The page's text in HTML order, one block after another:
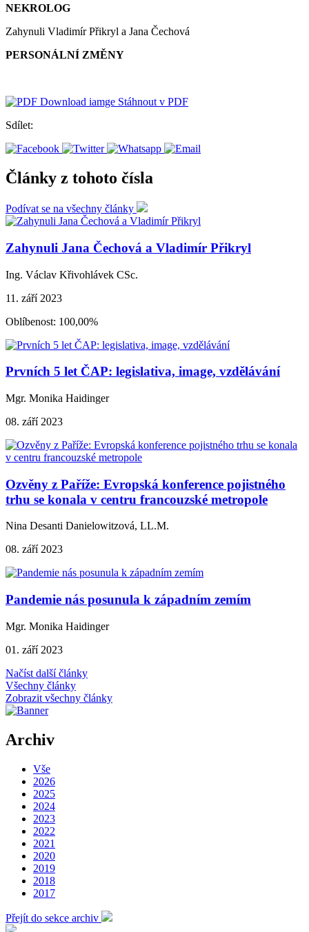
NEKROLOG
Zahynuli Vladimír Přikryl a Jana Čechová
PERSONÁLNÍ ZMĚNY
Stáhnout v PDF
Sdílet:
Články z tohoto čísla
Podívat se na všechny články
Zahynuli Jana Čechová a Vladimír Přikryl
Ing. Václav Křivohlávek CSc.
11. září 2023
Oblíbenost: 100,00%
Prvních 5 let ČAP: legislativa, image, vzdělávání
Mgr. Monika Haidinger
08. září 2023
Ozvěny z Paříže: Evropská konference pojistného
trhu se konala v centru francouzské metropole
Nina Desanti Danielowitzová, LL.M.
08. září 2023
Pandemie nás posunula k západním zemím
Mgr. Monika Haidinger
01. září 2023
Načíst další články
Všechny články
Zobrazit všechny články
Archiv
Vše
2026
2025
2024
2023
2022
2021
2020
2019
2018
2017
Přejít do sekce archiv